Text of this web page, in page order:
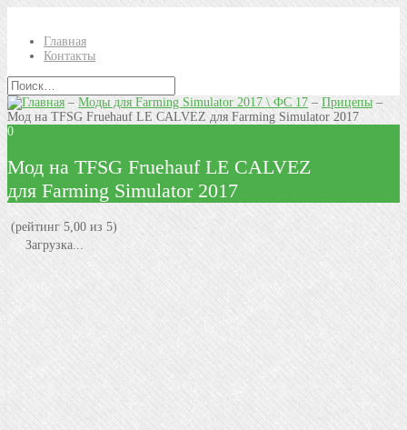
Главная
Контакты
–Моды для Farming Simulator 2017 \ ФС 17– Прицепы –
Мод на TFSG Fruehauf LE CALVEZ для Farming Simulator 2017
0
Мод на TFSG Fruehauf LE CALVEZ
для Farming Simulator 2017
(рейтинг 5,00 из 5)
Загрузка...